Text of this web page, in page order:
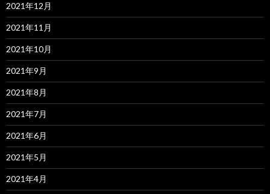
2021年12月
2021年11月
2021年10月
2021年9月
2021年8月
2021年7月
2021年6月
2021年5月
2021年4月